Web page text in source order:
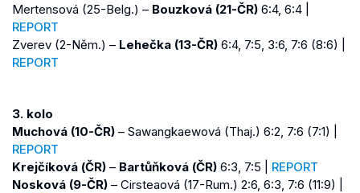
Mertensová (25-Belg.) – Bouzková (21-ČR) 6:4, 6:4 |
REPORT
Zverev (2-Něm.) – Lehečka (13-ČR) 6:4, 7:5, 3:6, 7:6 (8:6) |
REPORT
3. kolo
Muchová (10-ČR) – Sawangkaewová (Thaj.) 6:2, 7:6 (7:1) |
REPORT
Krejčíková (ČR) – Bartůňková (ČR) 6:3, 7:5 | REPORT
Nosková (9-ČR) – Cirsteaová (17-Rum.) 2:6, 6:3, 7:6 (11:9) |